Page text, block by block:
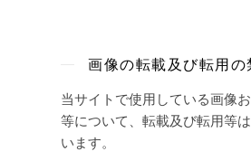
画像の転載及び転用の
当サイトで使用している画像
等について、転載及び転用等
います。